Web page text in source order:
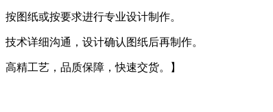
按图纸或按要求进行专业设计制作。
技术详细沟通，设计确认图纸后再制作。
高精工艺，品质保障，快速交货。】